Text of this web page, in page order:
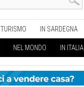
TURISMO IN SARDEGNA
NEL MONDO IN ITALIA